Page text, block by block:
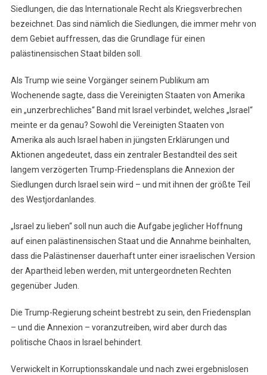
Siedlungen, die das Internationale Recht als Kriegsverbrechen
bezeichnet. Das sind nämlich die Siedlungen, die immer mehr von
dem Gebiet auffressen, das die Grundlage für einen
palästinensischen Staat bilden soll.
Als Trump wie seine Vorgänger seinem Publikum am
Wochenende sagte, dass die Vereinigten Staaten von Amerika
ein „unzerbrechliches“ Band mit Israel verbindet, welches „Israel“
meinte er da genau? Sowohl die Vereinigten Staaten von
Amerika als auch Israel haben in jüngsten Erklärungen und
Aktionen angedeutet, dass ein zentraler Bestandteil des seit
langem verzögerten Trump-Friedensplans die Annexion der
Siedlungen durch Israel sein wird – und mit ihnen der größte Teil
des Westjordanlandes.
„Israel zu lieben“ soll nun auch die Aufgabe jeglicher Hoffnung
auf einen palästinensischen Staat und die Annahme beinhalten,
dass die Palästinenser dauerhaft unter einer israelischen Version
der Apartheid leben werden, mit untergeordneten Rechten
gegenüber Juden.
Die Trump-Regierung scheint bestrebt zu sein, den Friedensplan
– und die Annexion – voranzutreiben, wird aber durch das
politische Chaos in Israel behindert.
Verwickelt in Korruptionsskandale und nach zwei ergebnislosen